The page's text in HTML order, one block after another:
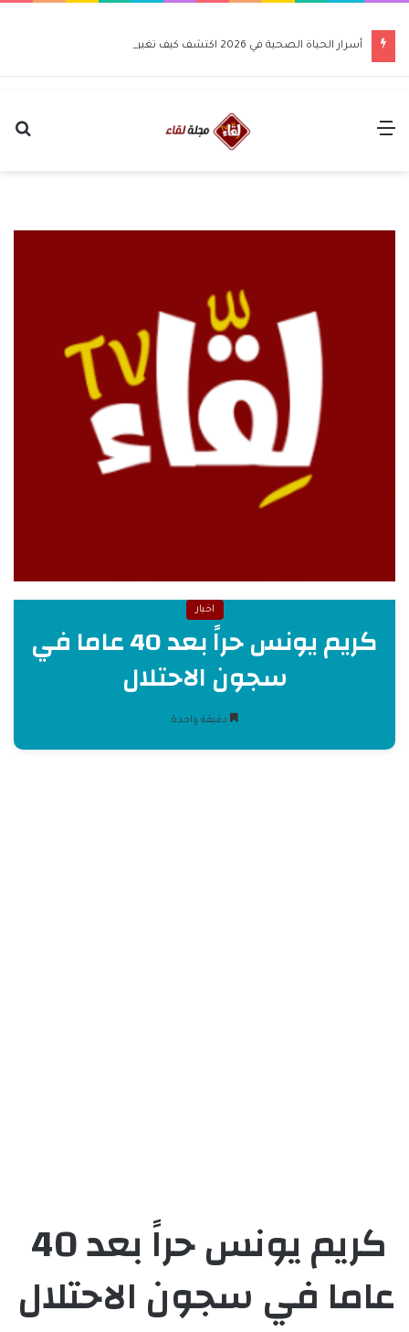
أسرار الحياة الصحية في 2026 اكتشف كيف تغير حياتك للأفضل
القائمة
اخبار
كريم يونس حراً بعد 40 عاما في
سجون الاحتلال
دقيقة واحدة
كريم يونس حراً بعد 40
عاما في سجون الاحتلال